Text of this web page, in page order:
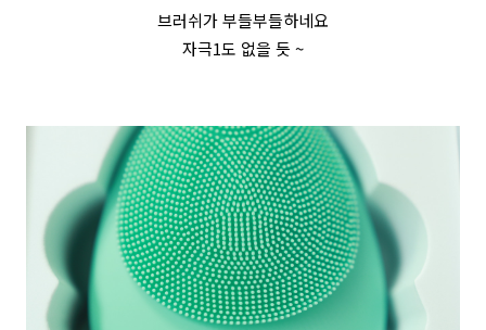
브러쉬가 부들부들하네요
자극1도 없을 듯 ~